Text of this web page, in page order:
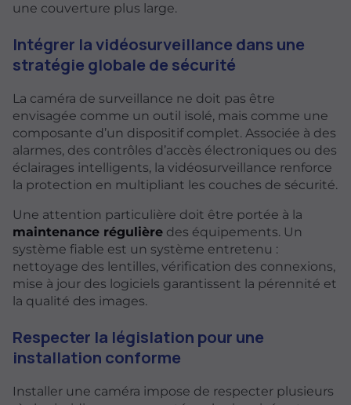
une couverture plus large.
Intégrer la vidéosurveillance dans une
stratégie globale de sécurité
La caméra de surveillance ne doit pas être
envisagée comme un outil isolé, mais comme une
composante d’un dispositif complet. Associée à des
alarmes, des contrôles d’accès électroniques ou des
éclairages intelligents, la vidéosurveillance renforce
la protection en multipliant les couches de sécurité.
Une attention particulière doit être portée à la
maintenance régulière des équipements. Un
système fiable est un système entretenu :
nettoyage des lentilles, vérification des connexions,
mise à jour des logiciels garantissent la pérennité et
la qualité des images.
Respecter la législation pour une
installation conforme
Installer une caméra impose de respecter plusieurs